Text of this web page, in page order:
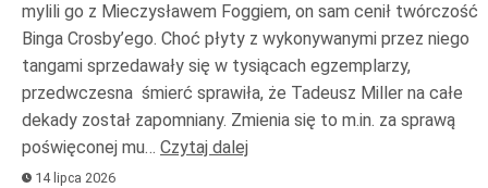
mylili go z Mieczysławem Foggiem, on sam cenił twórczość
Binga Crosby’ego. Choć płyty z wykonywanymi przez niego
tangami sprzedawały się w tysiącach egzemplarzy,
przedwczesna śmierć sprawiła, że Tadeusz Miller na całe
dekady został zapomniany. Zmienia się to m.in. za sprawą
poświęconej mu… Czytaj dalej
14 lipca 2026